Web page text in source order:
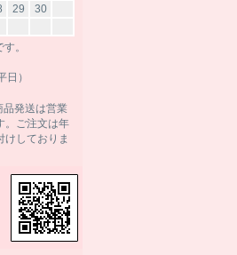
29 30
。
日）
発送は営業
。ご注文は年
けしておりま